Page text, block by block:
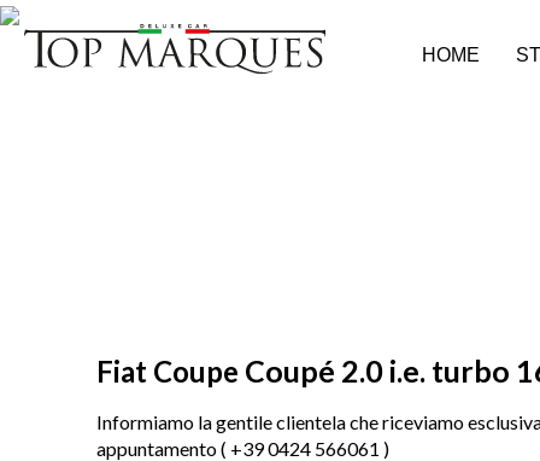
HOME
Fiat Coupe Coupé 2.0 i.e. turbo
Informiamo la gentile clientela che riceviamo
appuntamento ( +39 0424 566061 )